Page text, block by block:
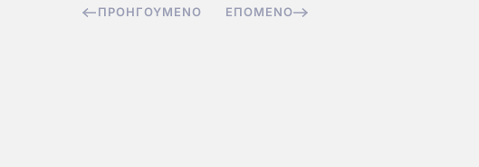
ΠΡΟΗΓΟΎΜΕΝΟ ΕΠΌΜΕΝΟ